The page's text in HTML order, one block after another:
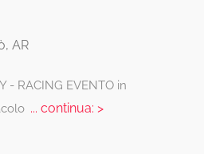
AR
- RACING EVENTO in
... continua: >